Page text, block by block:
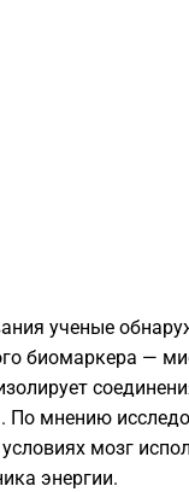
ученые
биомаркера —
По мнению
мозг
энергии.